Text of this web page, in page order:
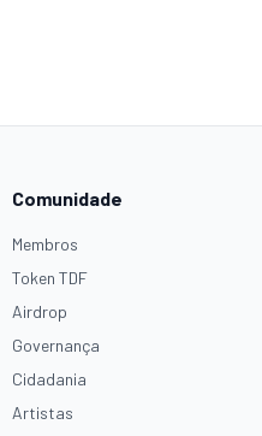
Comunidade
Membros
Token TDF
Airdrop
Governança
Cidadania
Artistas